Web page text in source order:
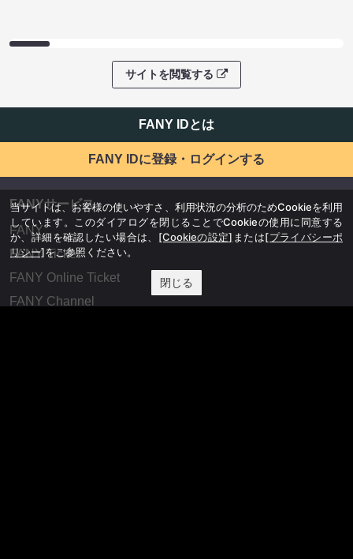
サイトを閲覧する
FANY IDとは
FANY IDに登録・ログインする
FANYサービス
FANY
FANY Ticket
FANY Online Ticket
FANY Channel
当サイトは、お客様の使いやすさ、利用状況の分析のためCookieを利用
しています。このダイアログを閉じることでCookieの使用に同意する
か、詳細を確認したい場合は、 [Cookieの設定] または[プライバシーポ
リシー]をご参照ください。
閉じる